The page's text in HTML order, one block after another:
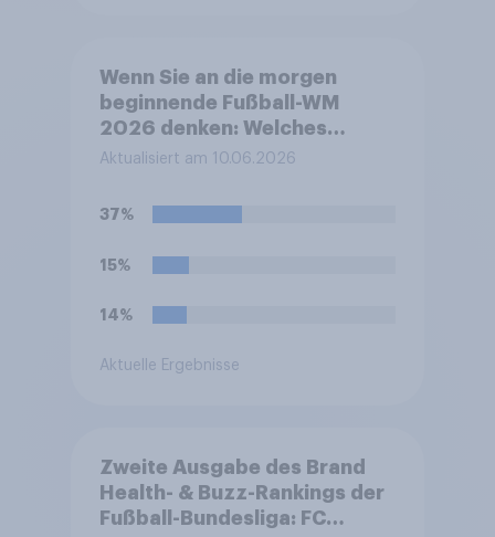
Wenn Sie an die morgen
beginnende Fußball-WM
2026 denken: Welches
Gefühl beschreibt Ihre
derzeit am besten?
Aktualisiert am 10.06.2026
37%
15%
14%
Aktuelle Ergebnisse
Zweite Ausgabe des Brand
Health- & Buzz-Rankings der
Fußball-Bundesliga: FC